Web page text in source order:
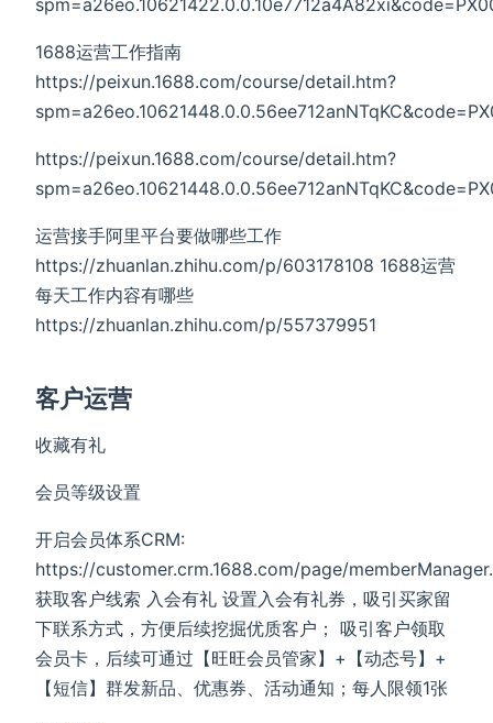
1688运营工作指南
https://peixun.1688.com/course/detail.htm?
https://peixun.1688.com/course/detail.htm?
运营接手阿里平台要做哪些工作
https://zhuanlan.zhihu.com/p/603178108 1688运营
每天工作内容有哪些
https://zhuanlan.zhihu.com/p/557379951
客户运营
收藏有礼
会员等级设置
开启会员体系CRM:
https://customer.crm.1688.com/page/
获取客户线索 入会有礼 设置入会有礼券，吸引买家留
下联系方式，方便后续挖掘优质客户； 吸引客户领取
会员卡，后续可通过【旺旺会员管家】+【动态号】+
【短信】群发新品、优惠券、活动通知；每人限领1张